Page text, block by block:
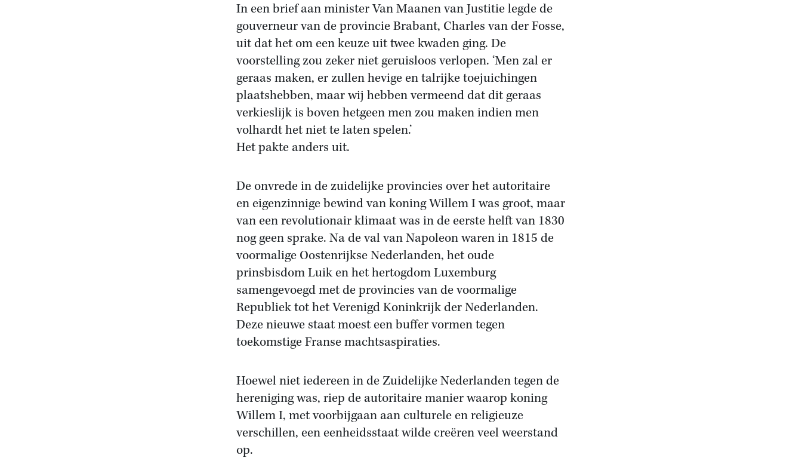
In een brief aan minister Van Maanen van Justitie legde de
gouverneur van de provincie Brabant, Charles van der Fosse,
uit dat het om een keuze uit twee kwaden ging. De
voorstelling zou zeker niet geruisloos verlopen. ‘Men zal er
geraas maken, er zullen hevige en talrijke toejuichingen
plaatshebben, maar wij hebben vermeend dat dit geraas
verkieslijk is boven hetgeen men zou maken indien men
volhardt het niet te laten spelen.’
Het pakte anders uit.
De onvrede in de zuidelijke provincies over het autoritaire
en eigenzinnige bewind van koning Willem I was groot, maar
van een revolutionair klimaat was in de eerste helft van 1830
nog geen sprake. Na de val van Napoleon waren in 1815 de
voormalige Oostenrijkse Nederlanden, het oude
prinsbisdom Luik en het hertogdom Luxemburg
samengevoegd met de provincies van de voormalige
Republiek tot het Verenigd Koninkrijk der Nederlanden.
Deze nieuwe staat moest een buffer vormen tegen
toekomstige Franse machtsaspiraties.
Hoewel niet iedereen in de Zuidelijke Nederlanden tegen de
hereniging was, riep de autoritaire manier waarop koning
Willem I, met voorbijgaan aan culturele en religieuze
verschillen, een eenheidsstaat wilde creëren veel weerstand
op.